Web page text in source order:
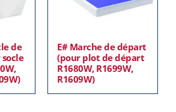
de
E# Marche de départ
(pour plot de départ
R1680W, R1699W,
R1609W)